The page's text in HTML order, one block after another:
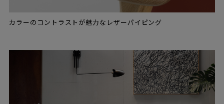
カラーのコントラストが魅力なレザーパイピング